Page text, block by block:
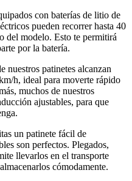
con baterías de litio de
pueden recorrer hasta 40
del modelo. Esto te permitirá
por la batería.
nuestros patinetes alcanzan
h, ideal para moverte rápido
muchos de nuestros
ajustables, para que
un patinete fácil de
son perfectos. Plegados,
llevarlos en el transporte
cómodamente.